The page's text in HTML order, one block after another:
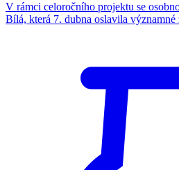
V rámci celoročního projektu se
Bílá, která 7. dubna oslavila